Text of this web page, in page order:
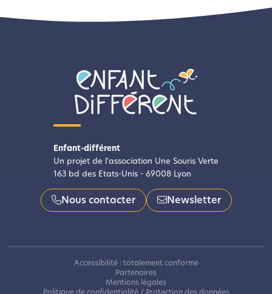
Enfant-différent
Un projet de l'association Une Souris Verte
163 bd des Etats-Unis - 69008 Lyon
Nous contacter Newsletter
Accessibilité : totalement conforme
Partenaires
Mentions légales
Politique de confidentialité / Protection des données